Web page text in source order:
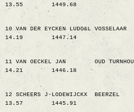
13.55
1449.68
10 VAN DER EYCKEN LUDO&L VOSSELAAR
14.19
1447.14
11 VAN OECKEL JAN OUD TURNHOU
14.21
1446.18
12 SCHEERS J-LODEWIJCKX BEERZEL
13.57
1445.91